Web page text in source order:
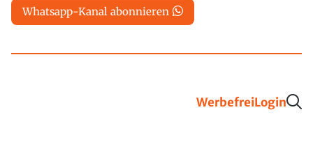
Whatsapp-Kanal abonnieren
WerbefreiLogin